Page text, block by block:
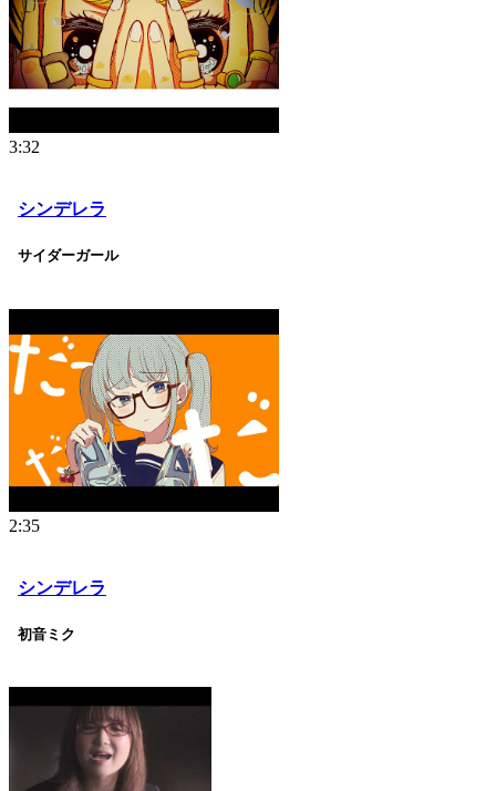
3:32
シンデレラ
サイダーガール
2:35
シンデレラ
初音ミク